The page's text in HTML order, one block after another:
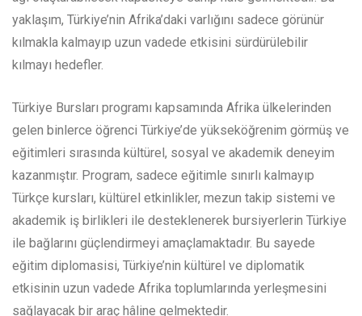
yaklaşım, Türkiye’nin Afrika’daki varlığını sadece görünür
kılmakla kalmayıp uzun vadede etkisini sürdürülebilir
kılmayı hedefler.
Türkiye Bursları programı kapsamında Afrika ülkelerinden
gelen binlerce öğrenci Türkiye’de yükseköğrenim görmüş ve
eğitimleri sırasında kültürel, sosyal ve akademik deneyim
kazanmıştır. Program, sadece eğitimle sınırlı kalmayıp
Türkçe kursları, kültürel etkinlikler, mezun takip sistemi ve
akademik iş birlikleri ile desteklenerek bursiyerlerin Türkiye
ile bağlarını güçlendirmeyi amaçlamaktadır. Bu sayede
eğitim diplomasisi, Türkiye’nin kültürel ve diplomatik
etkisinin uzun vadede Afrika toplumlarında yerleşmesini
sağlayacak bir araç hâline gelmektedir.